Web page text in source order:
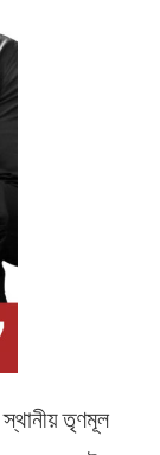
তৃণমূল